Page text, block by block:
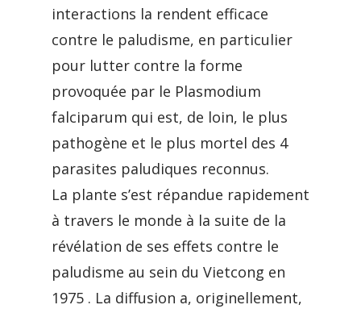
interactions la rendent efficace
contre le paludisme, en particulier
pour lutter contre la forme
provoquée par le Plasmodium
falciparum qui est, de loin, le plus
pathogène et le plus mortel des 4
parasites paludiques reconnus.
La plante s’est répandue rapidement
à travers le monde à la suite de la
révélation de ses effets contre le
paludisme au sein du Vietcong en
1975 . La diffusion a, originellement,